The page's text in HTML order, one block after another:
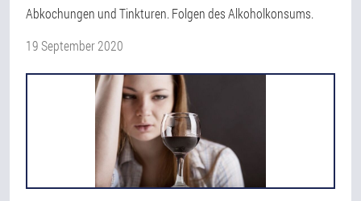
Abkochungen und Tinkturen. Folgen des Alkoholkonsums.
19 September 2020